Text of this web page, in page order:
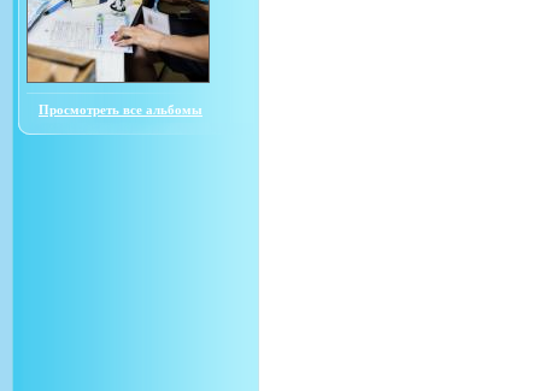
Просмотреть все альбомы